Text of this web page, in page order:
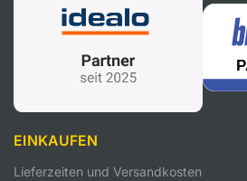
EINKAUFEN
Lieferzeiten und Versandkosten